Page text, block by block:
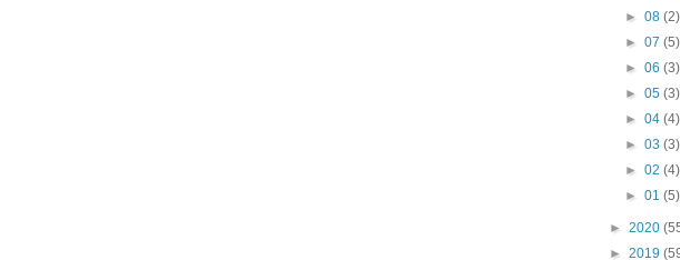
►08(2)
►07(5)
►06(3)
►05(3)
►04(4)
►03(3)
►02(4)
►01(5)
► 2020
► 2019